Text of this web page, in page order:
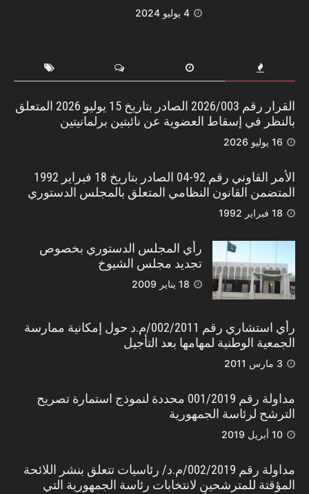
4 يوليو 2024
القرار رقم 2026/003 الصادر بتاريخ 15 يوليو 2026 المتعلق
بالنظر في إسقاط العضوية عن نائبتين برلمانيتين
16 يوليو 2026
الأمر القاوني رقم 92-04 الصادر بتاريخ 18 فبراير 1992
المتضمن القانون النظامي المتعلق بالمجلس الدستوري
18 فبراير 1992
رأي المجلس الدستوري بخصوص
تجديد مجلس الشيوخ
18 يناير 2009
رأي استشاري رقم 002/2011/م.د حول إمكانية ممارسة
الجمعية الوطنية لمهامها بعد التأجيل
3 مارس 2011
مداولة رقم 001/2019 محددة لنموذج استمارة تصريح
الترشح لرئاسة الجمهورية
10 أبريل 2019
مداولة رقم 002/2019/م.د/ رئاسيات تتعلق بنشر اللائحة
المؤقتة للمترشحين لانتخابات رئاسة الجمهورية التي